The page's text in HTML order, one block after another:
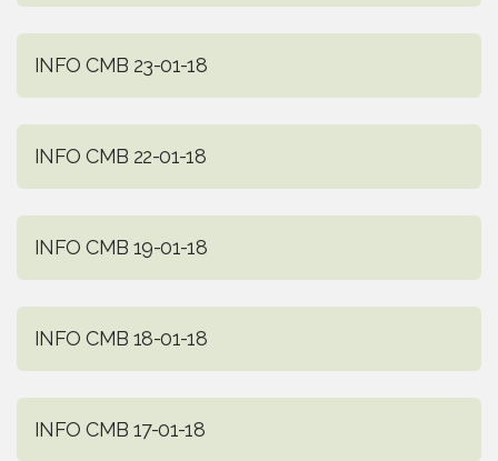
INFO CMB 23-01-18
INFO CMB 22-01-18
INFO CMB 19-01-18
INFO CMB 18-01-18
INFO CMB 17-01-18